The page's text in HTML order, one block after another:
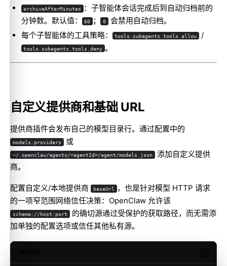
archiveAfterMinutes
：子智能体会话完成后到自动归档前的
分钟数。默认值：
60 ； 0 会禁用自动归档。
每个子智能体的工具策略：
tools.subagents.tools.allow /
tools.subagents.tools.deny 。
自定义提供商和基础 URL
提供商插件会发布自己的模型目录行。通过配置中的
models.providers 或
~/.openclaw/agents/<agentId>/agent/models.json 添加自定义提供
商。
配置自定义/本地提供商 baseUrl ，也是针对模型 HTTP 请求
的一项窄范围网络信任决策：OpenClaw 允许该
scheme://host:port 的确切源通过受保护的获取路径，而无需添
加单独的配置选项或信任其他私有源。